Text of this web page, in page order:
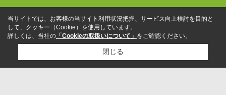
当サイトでは、お客様の当サイト利用状況把握、サービス向上検討を目的と
して、クッキー（Cookie）を使用しています。
詳しくは、当社の 「Cookieの取扱いについて」 をご確認ください。
閉じる